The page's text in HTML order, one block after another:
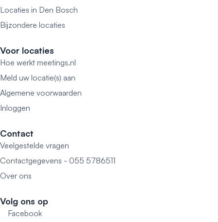
Locaties in Den Bosch
Bijzondere locaties
Voor locaties
Hoe werkt meetings.nl
Meld uw locatie(s) aan
Algemene voorwaarden
Inloggen
Contact
Veelgestelde vragen
Contactgegevens - 055 5786511
Over ons
Volg ons op
Facebook